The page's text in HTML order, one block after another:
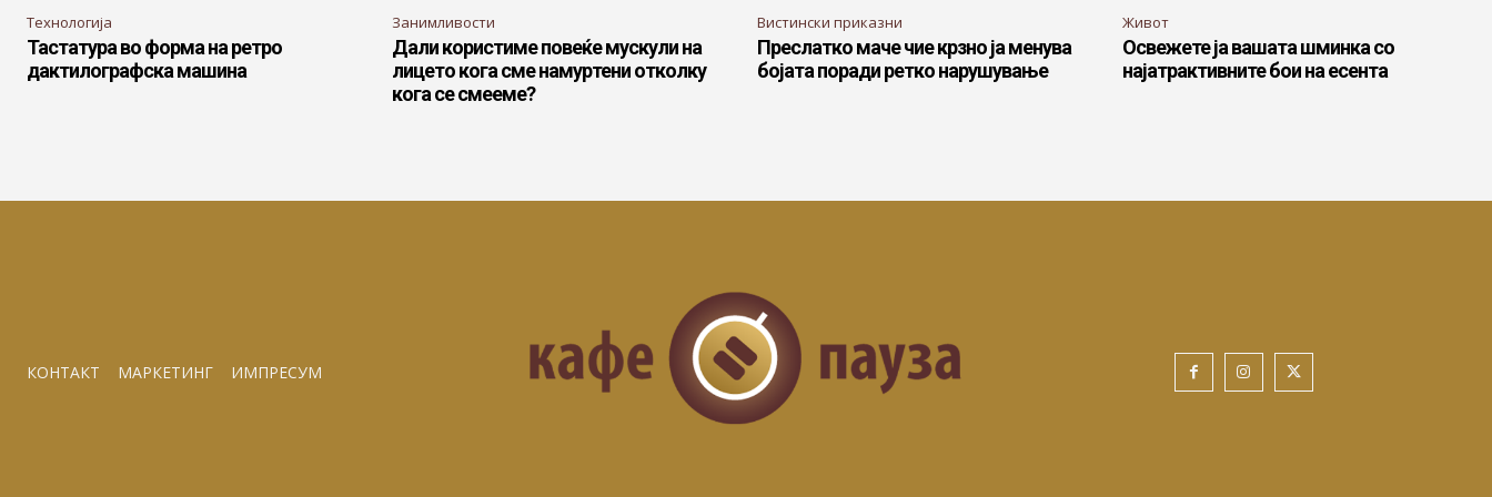
Технологија
Тастатура во форма на ретро
дактилографска машина
Занимливости
Дали користиме повеќе мускули на
лицето кога сме намуртени отколку
кога се смееме?
Вистински приказни
Преслатко маче чие крзно ја менува
бојата поради ретко нарушување
Живот
Освежете ја вашата шминка со
најатрактивните бои на есента
КОНТАКТ МАРКЕТИНГ ИМПРЕСУМ